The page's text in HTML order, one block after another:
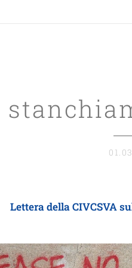
Lettera della CIVCSVA